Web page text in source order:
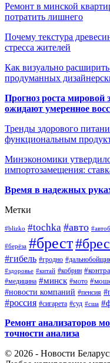
Ремонт в минской
потратить лишнего
Почему текстура
стресса жителей
Как визуально
продуманных
Прогноз роста
ожидают умеренное
Тренды здорового
функциональным
Минэкономики
импортозамещения:
Время в надежных
Метки
#blizko #tochka #авто
#берёза #брест
#гибель #гродно
#здоровье #китай #кобрин
#медицина #минск #мото
#новости компаний #пенсия
#россия #сигарета #суд #сша
Ремонт анализаторов
точности анализа
© 2026 - Новости